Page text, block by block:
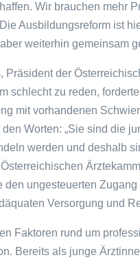
Wir brauchen mehr
Ausbildungsreform ist
weiterhin gemeinsam
Präsident der
schlecht zu reden,
mit vorhandenen
den Worten: „Sie sind die
werden und deshalb
den ungesteuerten
Versorgung und
Faktoren rund um
Bereits als junge